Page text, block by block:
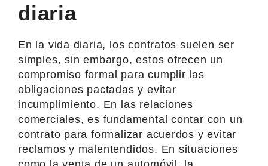
diaria
En la vida diaria, los contratos suelen ser
simples, sin embargo, estos ofrecen un
compromiso formal para cumplir las
obligaciones pactadas y evitar
incumplimiento. En las relaciones
comerciales, es fundamental contar con un
contrato para formalizar acuerdos y evitar
reclamos y malentendidos. En situaciones